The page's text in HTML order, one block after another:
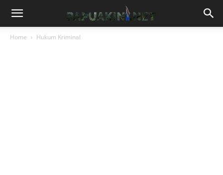
Home Hukum Kriminal